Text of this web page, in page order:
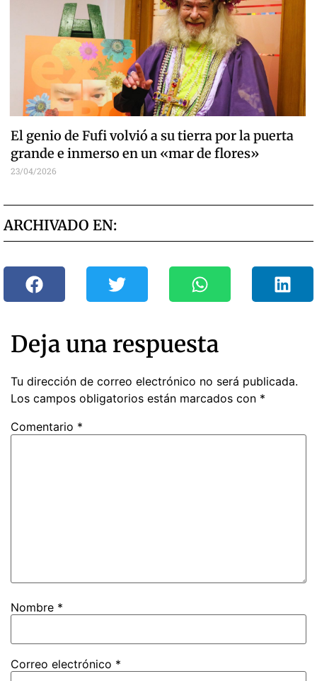
El genio de Fufi volvió a su tierra por la puerta
grande e inmerso en un «mar de flores»
23/04/2026
ARCHIVADO EN:
Deja una respuesta
Tu dirección de correo electrónico no será publicada.
Los campos obligatorios están marcados con *
Comentario *
Nombre *
Correo electrónico *